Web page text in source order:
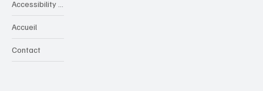
Accueil
Contact